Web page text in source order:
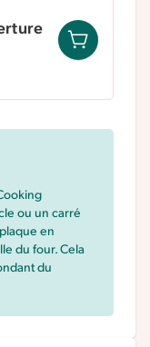
ou un carré
en
du four. Cela
du